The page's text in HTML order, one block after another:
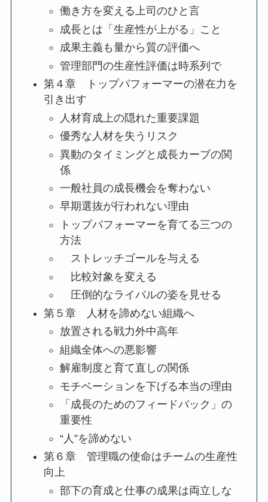
働き方を変える上司のひと言
成長とは「生産性が上がる」こと
成果主義も量から質の評価へ
管理部門の生産性評価は時系列で
第４章 トップパフォーマーの潜在力を
引き出す
人材育成上の隠れた重要課題
優秀な人材を失うリスク
異動のタイミングと成長カーブの関
係
一般社員の成長機会を奪わない
早期選抜が行われない理由
トップパフォーマーを育てる三つの
方法
ストレッチゴールを与える
比較対象を変える
圧倒的なライバルの姿を見せる
第５章 人材を諦めない組織へ
放置される戦力外中高年
組織全体への悪影響
解雇制度と育て直しの関係
モチベーションを下げる本当の理由
「成長のためのフィードバック」の
重要性
“人”を諦めない
第６章 管理職の使命はチームの生産性
向上
部下の育成と仕事の成果は両立しな